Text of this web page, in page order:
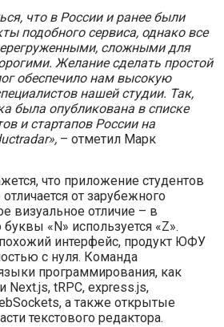
что в России и ранее были
подобного сервиса, однако все
сложными для
Желание сделать простой
обеспечило нам высокую
нашей студии. Так,
была опубликована в списке
и стартапов России на
– отметил Марк
что приложение студентов
от зарубежного
визуальное отличие – в
«N» используется «Z».
интерфейс, продукт ЮФУ
с нуля. Команда
программирования, как
Next.js, tRPC, express.js,
а также открытые
текстового редактора.